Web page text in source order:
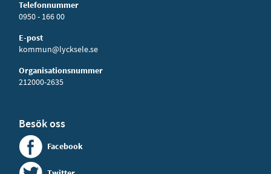
Telefonnummer
0950 - 166 00
E-post
kommun@lycksele.se
Organisationsnummer
212000-2635
Besök oss
Facebook